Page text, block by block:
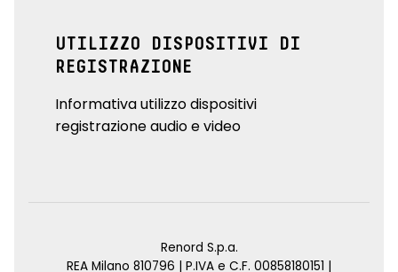
UTILIZZO DISPOSITIVI DI
REGISTRAZIONE
Informativa utilizzo dispositivi
registrazione audio e video
Renord S.p.a.
REA Milano 810796 | P.IVA e C.F. 00858180151 |